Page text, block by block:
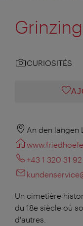
CURIOSITÉS
An den langen
+43 1 320 31 92
Un cimetière
du 18e siècle où
d'autres.